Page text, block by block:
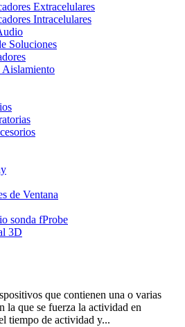
Extracelulares
Intracelulares
Soluciones
Aislamiento
de Ventana
sonda fProbe
3D
que contienen una o varias
la que se fuerza la actividad en
tiempo de actividad y...